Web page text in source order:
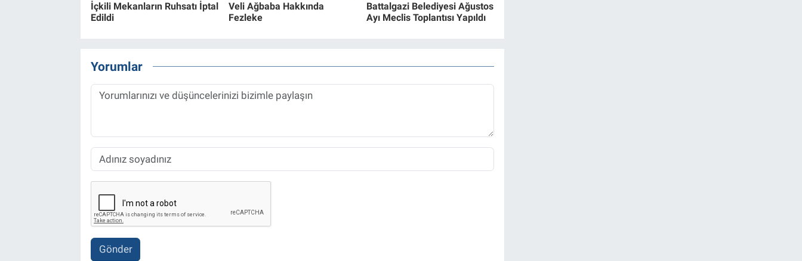
İçkili Mekanların Ruhsatı İptal
Edildi
Veli Ağbaba Hakkında
Fezleke
Battalgazi Belediyesi Ağustos
Ayı Meclis Toplantısı Yapıldı
Yorumlar
Gönder